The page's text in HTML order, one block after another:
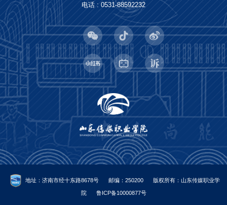
电话 : 0531-88592232
地址：济南市经十东路8678号 邮编：250200 版权所有：山东传媒职业学
院 鲁ICP备10000877号